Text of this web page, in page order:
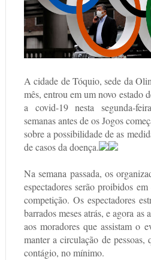
A cidade de Tóquio, sede da
mês, entrou em um novo estado
a covid-19 nesta segunda-
semanas antes de os Jogos
sobre a possibilidade de as
de casos da doença.
Na semana passada, os
espectadores serão proibidos
competição. Os espectadores
barrados meses atrás, e agora as
aos moradores que assistam o
manter a circulação de pessoas,
contágio, no mínimo.